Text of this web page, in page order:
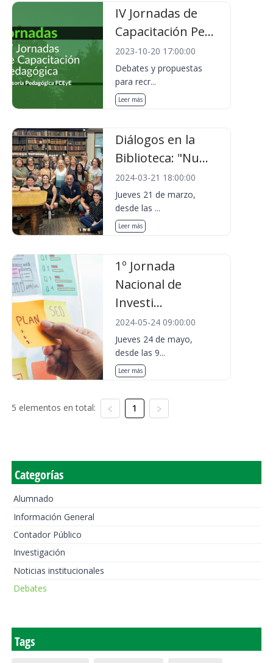
IV Jornadas de
Capacitación Pe...
2023-10-20 17:00:00
Debates y propuestas
para recr...
Leer más
Diálogos en la
Biblioteca: "Nu...
2024-03-21 18:00:00
Jueves 21 de marzo,
desde las ...
Leer más
1º Jornada
Nacional de
Investi...
2024-05-24 09:00:00
Jueves 24 de mayo,
desde las 9...
Leer más
5 elementos en total: 1
Categorías
Alumnado
Información General
Contador Público
Investigación
Noticias institucionales
Debates
Tags